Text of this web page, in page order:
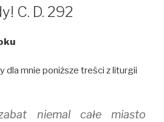
C. D. 292
dla mnie poniższe treści z liturgii
niemal całe miasto